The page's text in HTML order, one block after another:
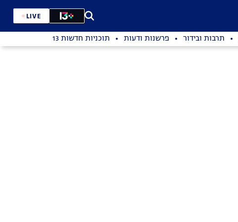
LIVE
תרבות ובידור פרשנות ודעות תוכניות חדשות 13